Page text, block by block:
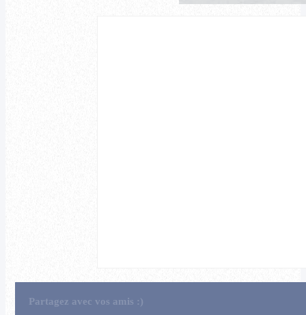
Partagez avec vos amis :)